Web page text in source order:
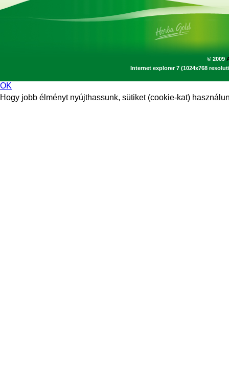
© 2009
Internet explorer 7 (1024x768
OK
Hogy jobb élményt nyújthassunk, sütiket (cookie-kat)